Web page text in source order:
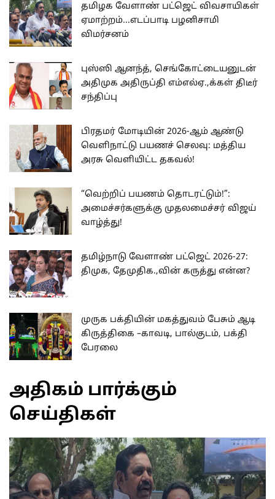
தமிழக வேளாண் பட்ஜெட் விவசாயிகள்
ஏமாற்றம்...எடப்பாடி பழனிசாமி
விமர்சனம்
புஸ்ஸி ஆனந்த், செங்கோட்டையனுடன்
அதிமுக அதிருப்தி எம்எல்ஏ.,க்கள் திடீர்
சந்திப்பு
பிரதமர் மோடியின் 2026-ஆம் ஆண்டு
வெளிநாட்டு பயணச் செலவு: மத்திய
அரசு வெளியிட்ட தகவல்!
“வெற்றிப் பயணம் தொடரட்டும்!”:
அமைச்சர்களுக்கு முதலமைச்சர் விஜய்
வாழ்த்து!
தமிழ்நாடு வேளாண் பட்ஜெட் 2026-27:
திமுக, தேமுதிக.,வின் கருத்து என்ன?
முருக பக்தியின் மகத்துவம் பேசும் ஆடி
கிருத்திகை –காவடி, பால்குடம், பக்தி
பேரலை
அதிகம் பார்க்கும்
செய்திகள்